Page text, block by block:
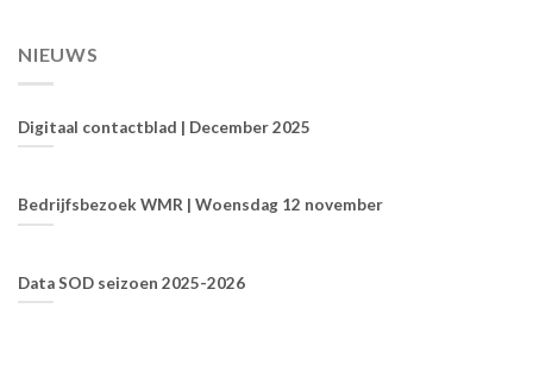
NIEUWS
Digitaal contactblad | December 2025
Bedrijfsbezoek WMR | Woensdag 12 november
Data SOD seizoen 2025-2026